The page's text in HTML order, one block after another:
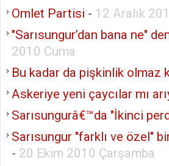
Omlet Partisi - 12 Aralık
"Sarısungur’dan bana ne"
2010 Cuma
Bu kadar da pişkinlik olmaz
Askeriye yeni çaycılar mı
Sarısungurâ€™da "İkinci
Sarısungur "farklı ve özel"
- 20 Ekim 2010 Çarşamba